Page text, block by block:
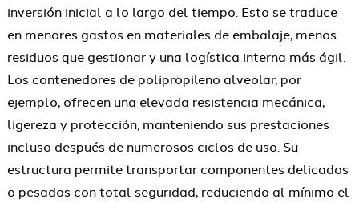
inversión inicial a lo largo del tiempo. Esto se traduce
en menores gastos en materiales de embalaje, menos
residuos que gestionar y una logística interna más ágil.
Los contenedores de polipropileno alveolar, por
ejemplo, ofrecen una elevada resistencia mecánica,
ligereza y protección, manteniendo sus prestaciones
incluso después de numerosos ciclos de uso. Su
estructura permite transportar componentes delicados
o pesados con total seguridad, reduciendo al mínimo el